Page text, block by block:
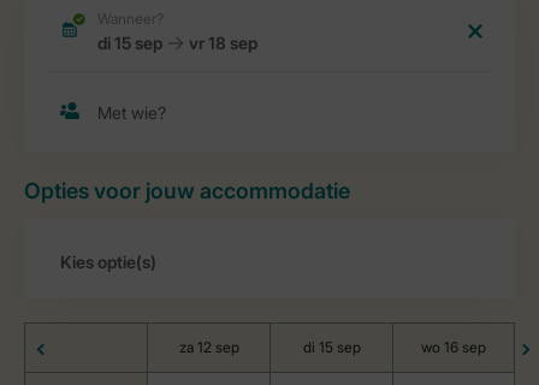
Opties voor jouw accommodatie
za 12 sep di 15 sep wo 16 sep